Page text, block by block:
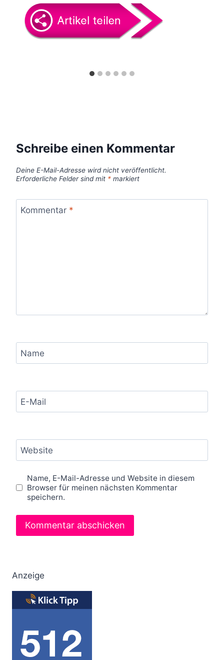
Schreibe einen Kommentar
Deine E-Mail-Adresse wird nicht veröffentlicht.
Erforderliche Felder sind mit * markiert
Kommentar *
Name
E-Mail
Website
Name, E-Mail-Adresse und Website in diesem
Browser für meinen nächsten Kommentar
speichern.
Anzeige